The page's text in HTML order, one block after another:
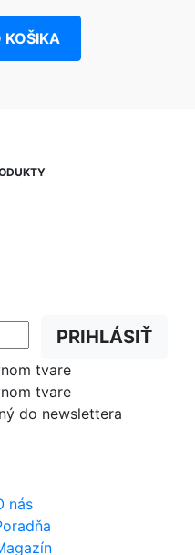
KOŠIKA
PRIHLÁSIŤ
tvare
tvare
do newslettera
nás